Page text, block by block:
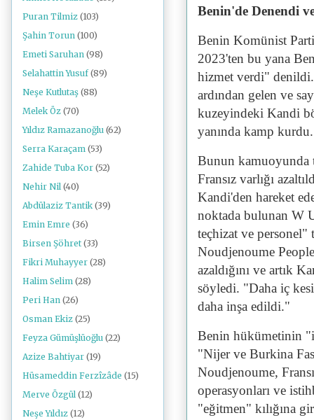
Benin'de Denendi
Benin Komünist
2023'ten bu yana
hizmet verdi" denildi.
ardından gelen ve
kuzeyindeki Kandi
yanında kamp kurdu.
Bunun kamuoyunda
Fransız varlığı
Kandi'den hareket
noktada bulunan W
teçhizat ve
Noudjenoume
azaldığını ve artık
söyledi. "Daha iç
daha inşa edildi."
Benin hükümetinin
"Nijer ve Burkina
Noudjenoume,
operasyonları ve
"eğitmen" kılığına
Puran Tilmiz (103)
Şahin Torun (100)
Emeti Saruhan (98)
Selahattin Yusuf (89)
Neşe Kutlutaş (88)
Melek Öz (70)
Yıldız Ramazanoğlu (62)
Serra Karaçam (53)
Zahide Tuba Kor (52)
Nehir Nil (40)
Abdülaziz Tantik (39)
Emin Emre (36)
Birsen Şöhret (33)
Fikri Muhayyer (28)
Halim Selim (28)
Peri Han (26)
Osman Ekiz (25)
Feyza Gümüşlüoğlu (22)
Azize Bahtiyar (19)
Hüsameddin Ferzîzâde (15)
Merve Özgül (12)
Neşe Yıldız (12)